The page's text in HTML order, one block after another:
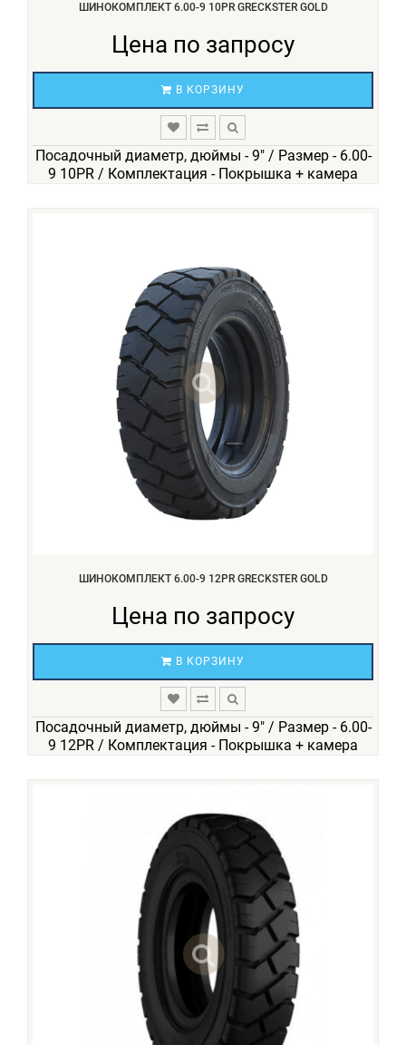
ШИНОКОМПЛЕКТ 6.00-9 10PR GRECKSTER GOLD
Цена по запросу
В КОРЗИНУ
Посадочный диаметр, дюймы - 9" / Размер - 6.00-
9 10PR / Комплектация - Покрышка + камера
ШИНОКОМПЛЕКТ 6.00-9 12PR GRECKSTER GOLD
Цена по запросу
В КОРЗИНУ
Посадочный диаметр, дюймы - 9" / Размер - 6.00-
9 12PR / Комплектация - Покрышка + камера